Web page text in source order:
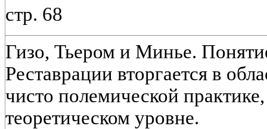
стр. 68
Гизо, Тьером и Минье.
Реставрации вторгается в
чисто полемической
теоретическом уровне.